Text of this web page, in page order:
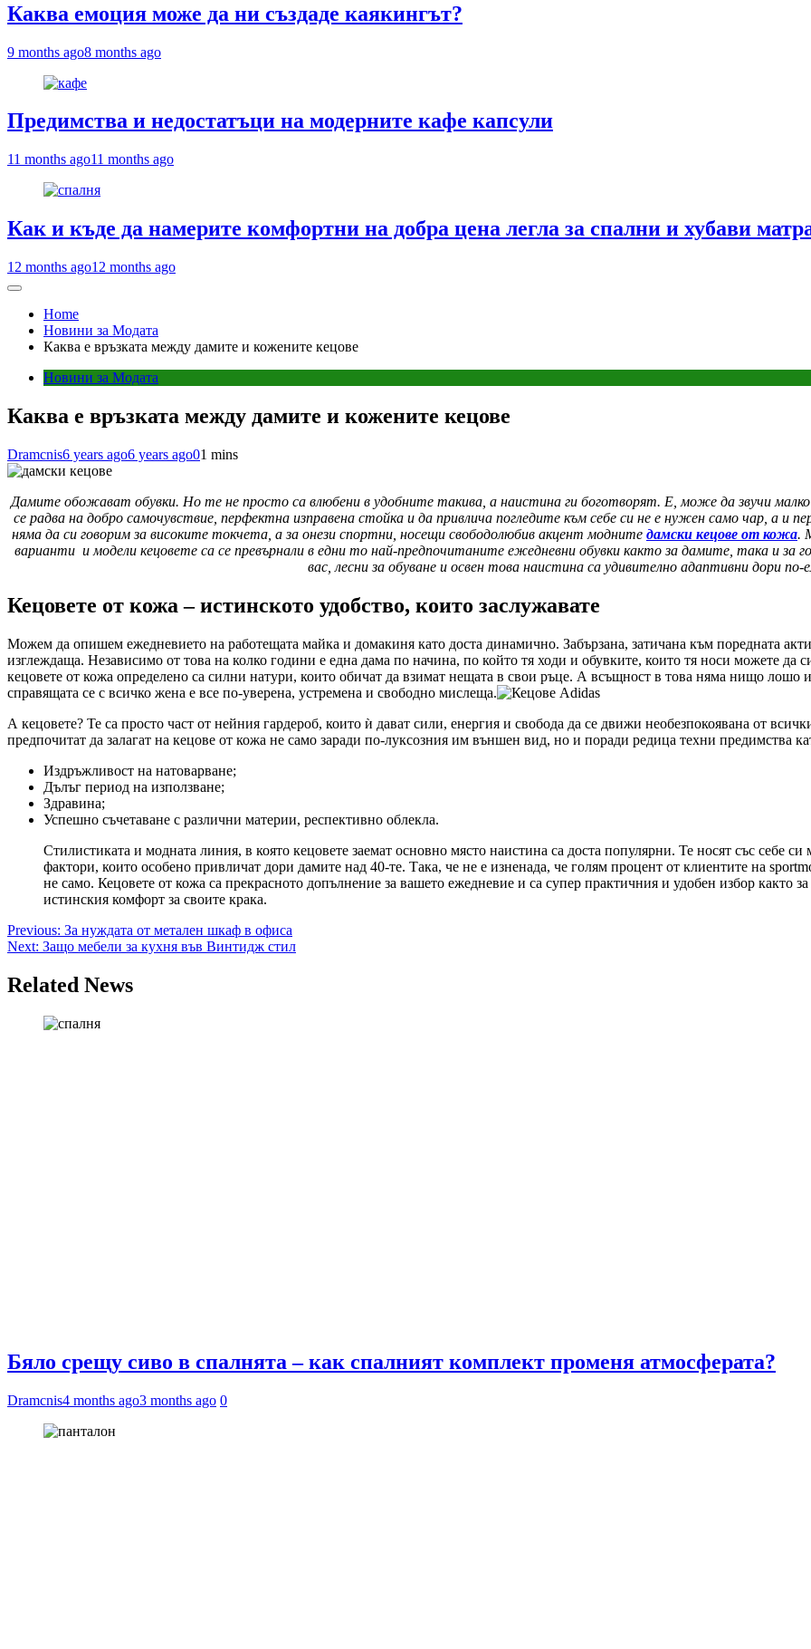
Каква емоция може да ни създаде каякингът?
9 months ago8 months ago
Предимства и недостатъци на модерните кафе капсули
11 months ago11 months ago
Как и къде да намерите комфортни на добра цена легла за спални и хубави
12 months ago12 months ago
Home
Новини за Модата
Каква е връзката между дамите и кожените кецове
Новини за Модата
Каква е връзката между дамите и кожените кецове
Dramcnis6 years ago6 years ago01 mins
Дамите обожават обувки. Но те не просто са влюбени в удобните такива, а наистина ги боготворят. Е, може да звучи малко
се радва на добро самочувствие, перфектна изправена стойка и да привлича погледите към себе си не е нужен само чар, а и
няма да си говорим за високите токчета, а за онези спортни, носещи свободолюбив акцент модните дамски кецове от кожа.
варианти и модели кецовете са се превърнали в едни то най-предпочитаните ежедневни обувки както за дамите, така и за
вас, лесни за обуване и освен това наистина са удивително адаптивни дори по-
Кецовете от кожа – истинското удобство, които заслужавате
Можем да опишем ежедневието на работещата майка и домакиня като доста динамично. Забързана, затичана към поредната
изглеждаща. Независимо от това на колко години е една дама по начина, по който тя ходи и обувките, които тя носи можете да
кецовете от кожа определено са силни натури, които обичат да взимат нещата в свои ръце. А всъщност в това няма нищо лошо
справящата се с всичко жена е все по-уверена, устремена и свободно мислеща.
А кецовете? Те са просто част от нейния гардероб, които ѝ дават сили, енергия и свобода да се движи необезпокоявана от
предпочитат да залагат на кецове от кожа не само заради по-луксозния им външен вид, но и поради редица техни предимства
Издръжливост на натоварване;
Дълъг период на използване;
Здравина;
Успешно съчетаване с различни материи, респективно облекла.
Стилистиката и модната линия, в която кецовете заемат основно място наистина са доста популярни. Те носят със себе
фактори, които особено привличат дори дамите над 40-те. Така, че не е изненада, че голям процент от клиентите на
не само. Кецовете от кожа са прекрасното допълнение за вашето ежедневие и са супер практичния и удобен избор както
истинския комфорт за своите крака.
Post
navigation
Previous: За нуждата от метален шкаф в офиса
Next: Защо мебели за кухня във Винтидж стил
Related News
Бяло срещу сиво в спалнята – как спалният комплект променя атмосферата?
Dramcnis4 months ago3 months ago 0